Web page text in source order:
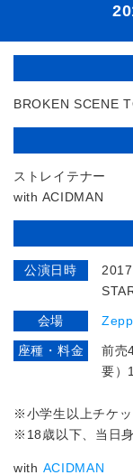
BROKEN SCENE
ストレイテナー
with ACIDMAN
公演日時
会場
座種・料金
前売
要）
※小学生以上チケ
※18歳以下、当日
with ACIDMAN